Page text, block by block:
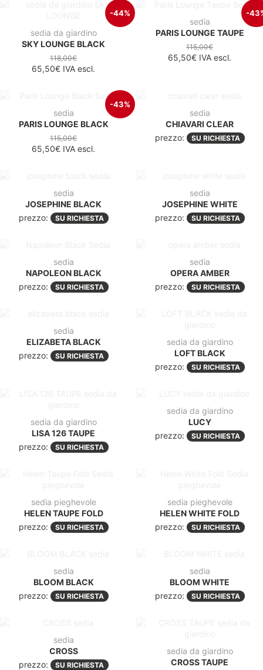
-44%
sedia da giardino
SKY LOUNGE BLACK
118,00€
65,50€ IVA escl.
-
sedia
PARIS LOUNGE TAUPE
115,00€
65,50€ IVA escl.
-43%
sedia
PARIS LOUNGE BLACK
115,00€
65,50€ IVA escl.
sedia
CHIAVARI CLEAR
prezzo:
SU RICHIESTA
sedia
JOSEPHINE BLACK
prezzo:
SU RICHIESTA
sedia
JOSEPHINE WHITE
prezzo:
SU RICHIESTA
sedia
NAPOLEON BLACK
prezzo:
SU RICHIESTA
sedia
OPERA AMBER
prezzo:
SU RICHIESTA
sedia
ELIZABETA BLACK
prezzo:
SU RICHIESTA
sedia da giardino
LOFT BLACK
prezzo:
SU RICHIESTA
sedia da giardino
LISA 126 TAUPE
prezzo:
SU RICHIESTA
sedia da giardino
LUCY
prezzo:
SU RICHIESTA
sedia pieghevole
HELEN TAUPE FOLD
prezzo:
SU RICHIESTA
sedia pieghevole
HELEN WHITE FOLD
prezzo:
SU RICHIESTA
sedia
BLOOM BLACK
prezzo:
SU RICHIESTA
sedia
BLOOM WHITE
prezzo:
SU RICHIESTA
sedia
CROSS
prezzo:
SU RICHIESTA
sedia da giardino
CROSS TAUPE